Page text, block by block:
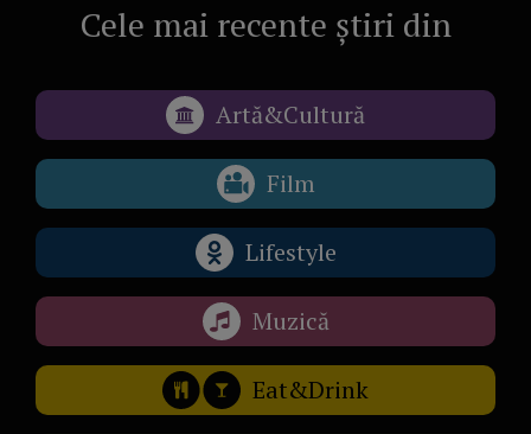
Cele mai recente știri din
Artă&Cultură
Film
Lifestyle
Muzică
Eat&Drink